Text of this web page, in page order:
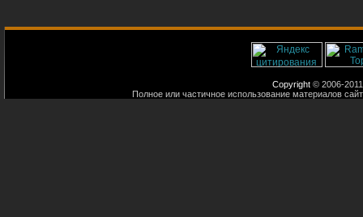
Copyright © 2006-
Полное или частичное использование материалов